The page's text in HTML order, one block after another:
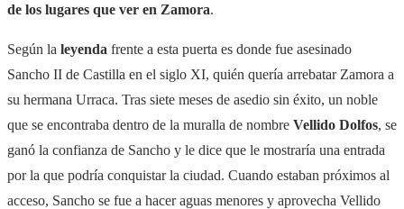
de los lugares que ver en Zamora.
Según la leyenda frente a esta puerta es donde fue asesinado
Sancho II de Castilla en el siglo XI, quién quería arrebatar Zamora a
su hermana Urraca. Tras siete meses de asedio sin éxito, un noble
que se encontraba dentro de la muralla de nombre Vellido Dolfos, se
ganó la confianza de Sancho y le dice que le mostraría una entrada
por la que podría conquistar la ciudad. Cuando estaban próximos al
acceso, Sancho se fue a haceraguas menores y aprovecha Vellido